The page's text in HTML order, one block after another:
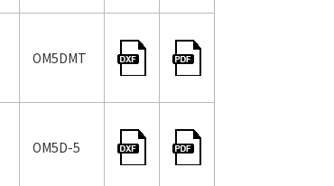
OM5DMT
OM5D-5